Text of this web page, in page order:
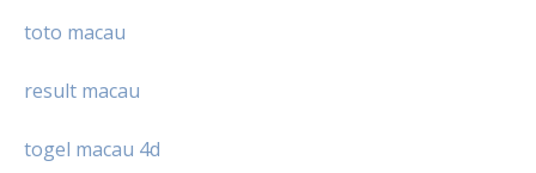
toto macau
result macau
togel macau 4d